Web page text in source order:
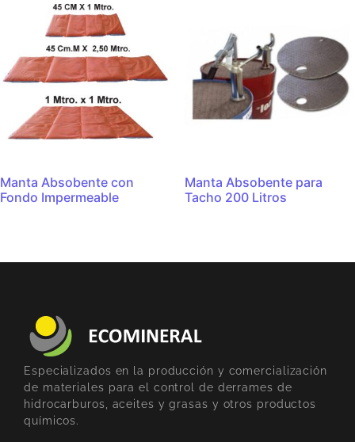
Manta Absobente con
Fondo Impermeable
Manta Absobente para
Tacho 200 Litros
Especializados en la producción y comercialización
de materiales para el control de derrames de
hidrocarburos, aceites y grasas y otros productos
químicos.